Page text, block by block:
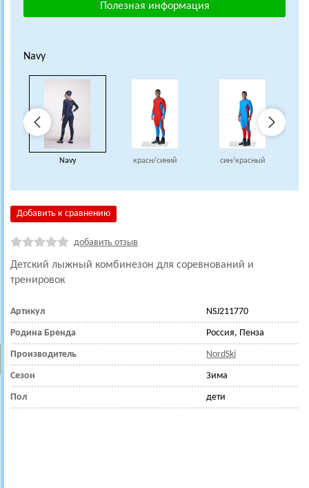
Полезная информация
Navy
Navy красн/синий син/красный
Добавить к сравнению
добавить отзыв
Детский лыжный комбинезон для соревнований и
тренировок
Артикул NSJ211770
Родина Бренда Россия, Пенза
Производитель NordSki
Сезон Зима
Пол дети